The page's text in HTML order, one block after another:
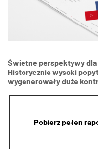
Świetne perspektywy dla
Historycznie wysoki
wygenerowały duże
Pobierz pełen